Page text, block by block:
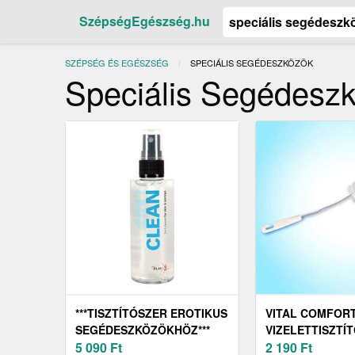
SzépségEgészség.hu
SZÉPSÉG ÉS EGÉSZSÉG JELENLEGI:
SPECIÁLIS SEGÉDESZKÖZÖK
Speciális
***TISZTÍTÓSZER EROTIKUS
SEGÉDESZKÖZÖKHÖZ***
5 090 Ft
VITAL
2 190 Ft